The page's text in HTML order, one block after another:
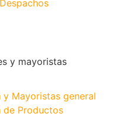
y mayoristas
Mayoristas general
de Productos